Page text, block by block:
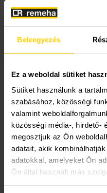
Beleegyezés
Ez a weboldal sütiket
Sütiket használunk a
szabásához, közösségi
valamint
közösségi média-, hirdető-
megosztjuk az Ön
adatait, akik
adatokkal, amelyeket Ön
Ön által használt más
Egy
évtizedes
jövőkép
Interjú a Marketbau-
Marketbau-Remeha Kft.
hollik.agnes@kazan.hu